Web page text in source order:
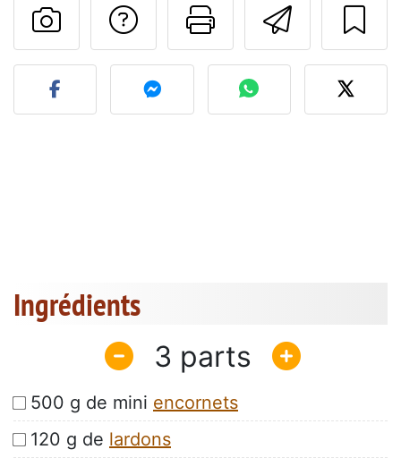
Imprimer
Poser une
Publier votre photo de
Ingrédients
3
500 g de mini encornets
120 g de lardons